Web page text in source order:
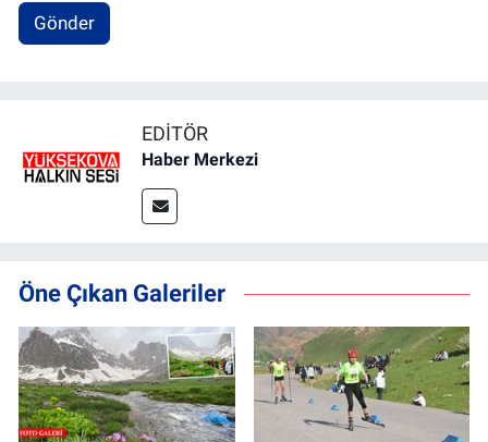
Gönder
EDITÖR
Haber Merkezi
Öne Çıkan Galeriler